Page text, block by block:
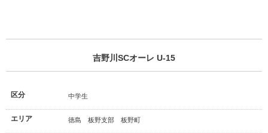
吉野川SCオーレ U-15
区分 中学生
エリア 徳島 板野支部 板野町